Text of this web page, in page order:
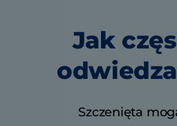
Jak
Szczenięta